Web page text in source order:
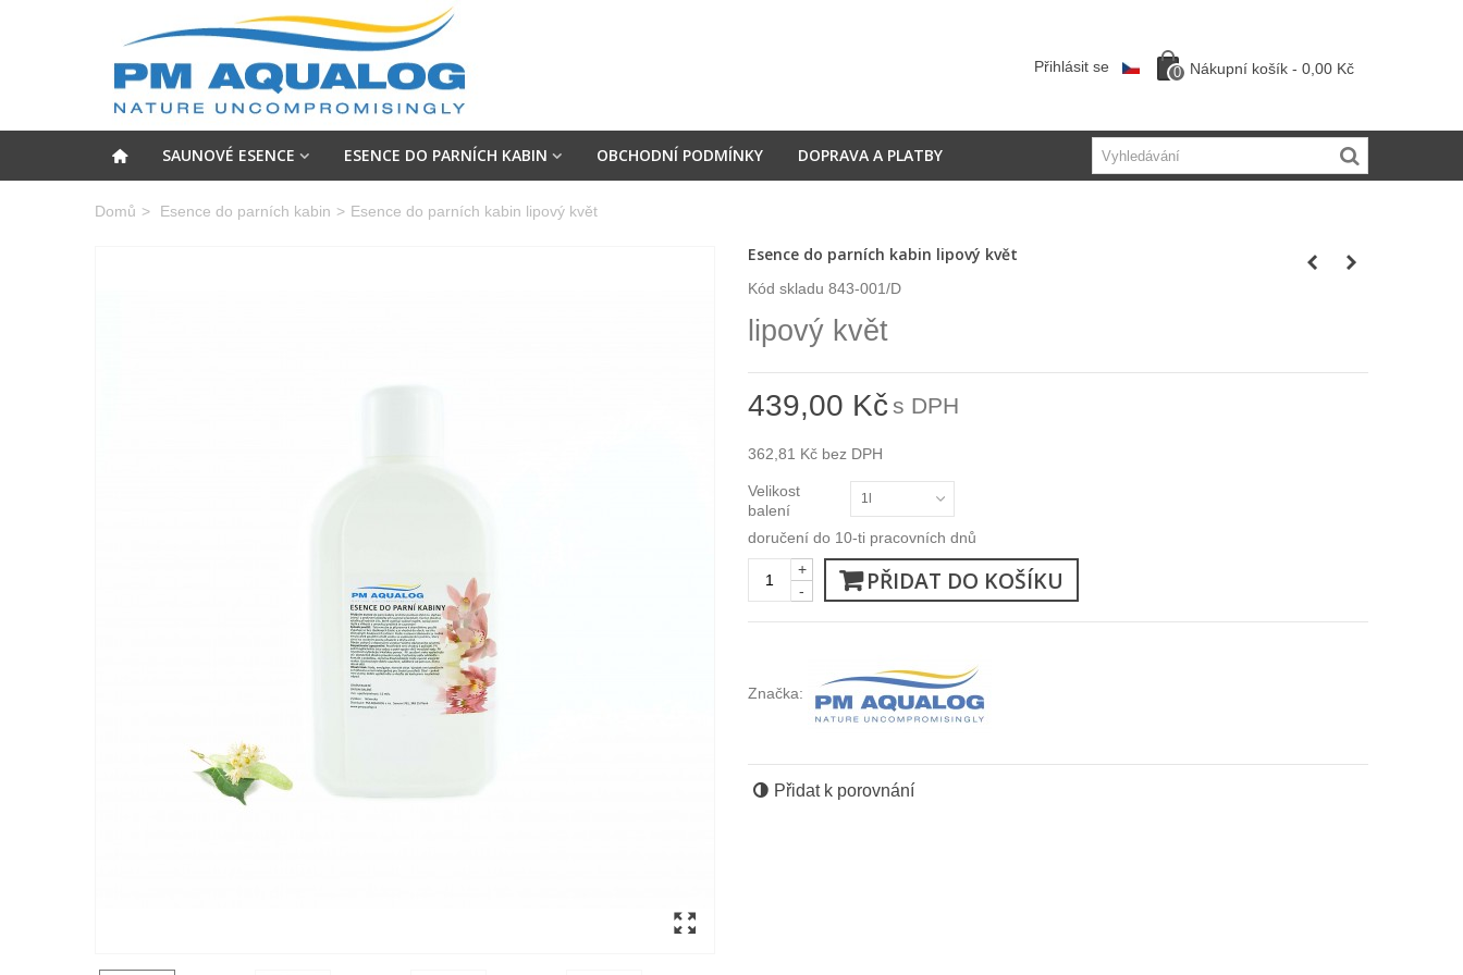
0 Nákupní košík - 0,00 Kč
Přihlásit se
SAUNOVÉ ESENCE ESENCE DO PARNÍCH KABIN OBCHODNÍ PODMÍNKY DOPRAVA A PLATBY
Domů > Esence do parních kabin > Esence do parních kabin lipový květ
Esence do parních kabin lipový květ
Kód skladu 843-001/D
lipový květ
439,00 Kčs DPH
362,81 Kč bez DPH
Velikost
balení
1l
doručení do 10-ti pracovních dnů
-
+ PŘIDAT DO KOŠÍKU
Značka:
Přidat k porovnání